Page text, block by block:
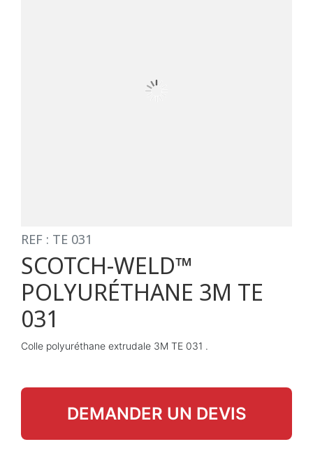
REF : TE 031
SCOTCH-WELD™
POLYURÉTHANE 3M TE
031
Colle polyuréthane extrudale 3M TE 031 .
DEMANDER UN DEVIS